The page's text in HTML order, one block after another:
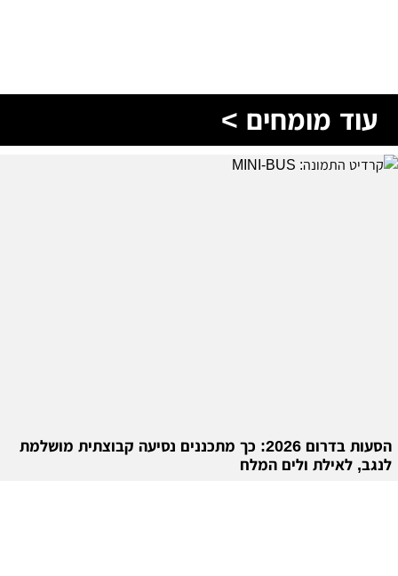
עוד מומחים >
הסעות בדרום 2026: כך מתכננים נסיעה קבוצתית מושלמת
לנגב, לאילת ולים המלח